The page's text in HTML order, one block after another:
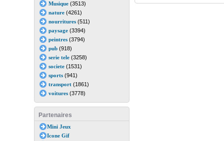
Musique(3513)
nature(4261)
nourritures(511)
paysage(3394)
peintres(3794)
pub(918)
serie tele(3258)
societe(1531)
sports(941)
transport(1861)
voitures(3778)
Partenaires
Mini Jeux
Icone Gif